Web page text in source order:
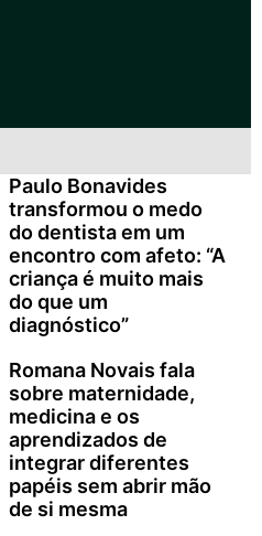
Paulo Bonavides
transformou o medo
do dentista em um
encontro com afeto: “A
criança é muito mais
do que um
diagnóstico”
Romana Novais fala
sobre maternidade,
medicina e os
aprendizados de
integrar diferentes
papéis sem abrir mão
de si mesma